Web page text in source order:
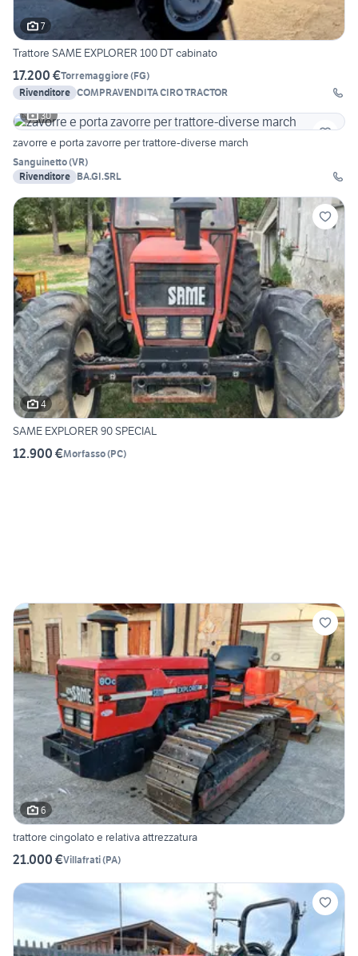
7
Trattore SAME EXPLORER 100 DT cabinato
17.200 €Torremaggiore(FG)
Rivenditore COMPRAVENDITA CIRO TRACTOR
30
zavorre e porta zavorre per trattore-diverse march
Sanguinetto(VR)
Rivenditore BA.GI.SRL
4
SAME EXPLORER 90 SPECIAL
12.900 €Morfasso(PC)
6
trattore cingolato e relativa attrezzatura
21.000 €Villafrati(PA)